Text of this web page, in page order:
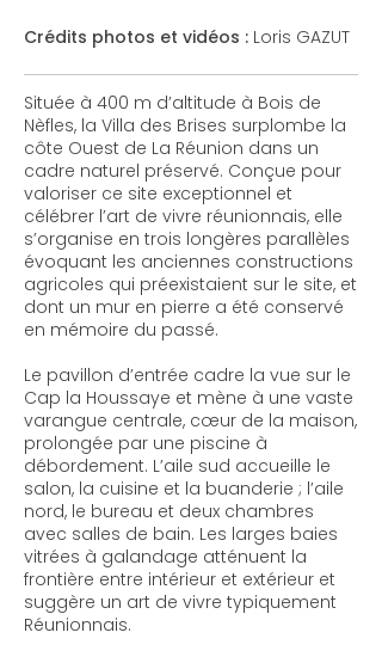
Crédits photos et vidéos : Loris GAZUT
Située à 400 m d’altitude à Bois de
Nèfles, la Villa des Brises surplombe la
côte Ouest de La Réunion dans un
cadre naturel préservé. Conçue pour
valoriser ce site exceptionnel et
célébrer l’art de vivre réunionnais, elle
s’organise en trois longères parallèles
évoquant les anciennes constructions
agricoles qui préexistaient sur le site, et
dont un mur en pierre a été conservé
en mémoire du passé.
Le pavillon d’entrée cadre la vue sur le
Cap la Houssaye et mène à une vaste
varangue centrale, cœur de la maison,
prolongée par une piscine à
débordement. L’aile sud accueille le
salon, la cuisine et la buanderie ; l’aile
nord, le bureau et deux chambres
avec salles de bain. Les larges baies
vitrées à galandage atténuent la
frontière entre intérieur et extérieur et
suggère un art de vivre typiquement
Réunionnais.